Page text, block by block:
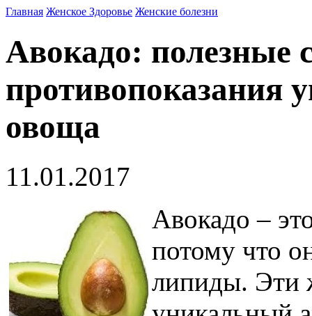
Главная Женское Здоровье Женские болезни
Авокадо: полезные
противопоказания
овоща
11.01.2017
Авокадо –
потому что
липиды. Эти